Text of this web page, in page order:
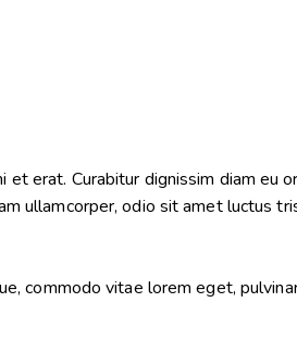
erat. Curabitur dignissim diam eu
ullamcorper, odio sit amet luctus
commodo vitae lorem eget,